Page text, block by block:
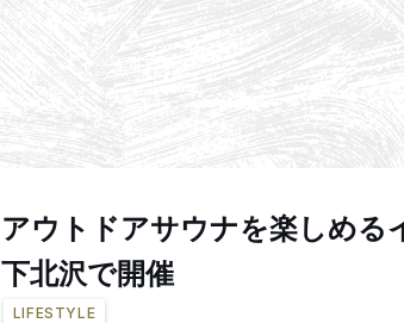
アウトドアサウナを楽しめる
下北沢で開催
LIFESTYLE